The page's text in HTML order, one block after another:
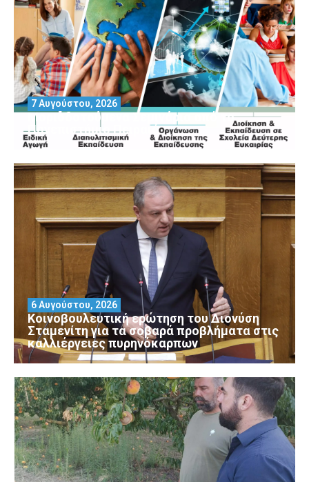
Μοριοδοτούμενα Σεμινάρια από το
Πανεπιστήμιο Πειραιά
7 Αυγούστου, 2026
Κοινοβουλευτική ερώτηση του Διονύση
Σταμενίτη για τα σοβαρά προβλήματα στις
καλλιέργειες πυρηνόκαρπων
6 Αυγούστου, 2026